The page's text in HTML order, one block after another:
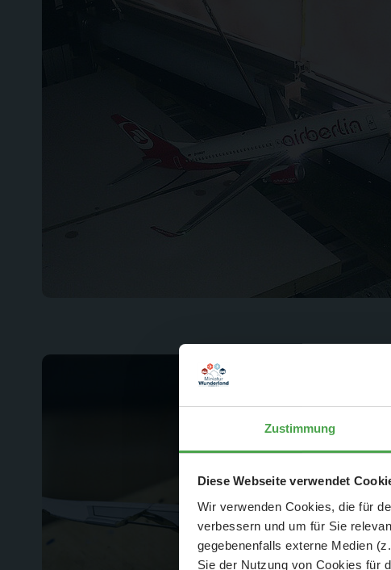
Zustimmung
Diese Webseite verwendet
Wir verwenden Cookies, die für
verbessern und um für Sie
gegebenenfalls externe Medien
Sie der Nutzung von Cookies für
Der Spar-
-